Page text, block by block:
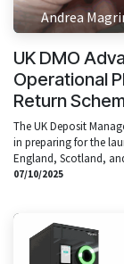
Andrea
UK DMO
Operational
Return
The UK Deposit
in preparing for the
England, Scotland,
07/10/2025